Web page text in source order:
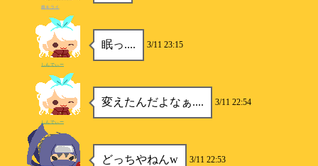
柊キライ
眠っ.... 3/11 23:15
しんでぃー
変えたんだよなぁ.... 3/11 22:54
しんでぃー
どっちやねんw 3/11 22:53